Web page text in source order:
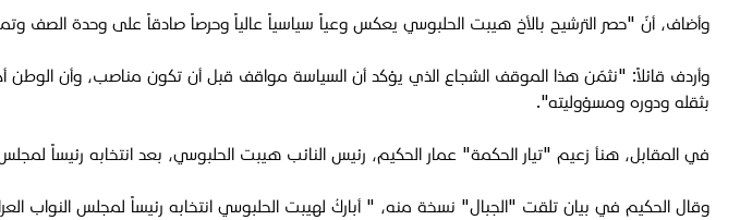
وأضاف، أنّ "حصر الترشيح بالأخ هيبت الحلبوسي يعكس وعياً سياسياً عالياً وحرصاً صادقاً على وحدة الصف
وأردف قائلاً: "نثمّن هذا الموقف الشجاع الذي يؤكد أن السياسة مواقف قبل أن تكون مناصب، وأن الوطن
بثقله ودوره ومسؤوليته".
في المقابل، هنأ زعيم "تيار الحكمة" عمار الحكيم، رئيس النائب هيبت الحلبوسي، بعد انتخابه رئيساً
وقال الحكيم في بيان تلقت "الجبال" نسخة منه، " أباركُ لهيبت الحلبوسي انتخابه رئيساً لمجلس النواب